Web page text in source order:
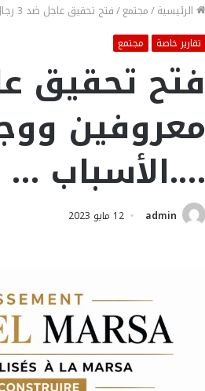
الرئيسية/مجتمع/فتح تحقيق عاجل ضد 3 رجال أعمال معروفين ووجه رياضي بارز ….الأسباب …
تقارير خاصة مجتمع
معروفين
….الأسباب …
admin 12 مايو 2023